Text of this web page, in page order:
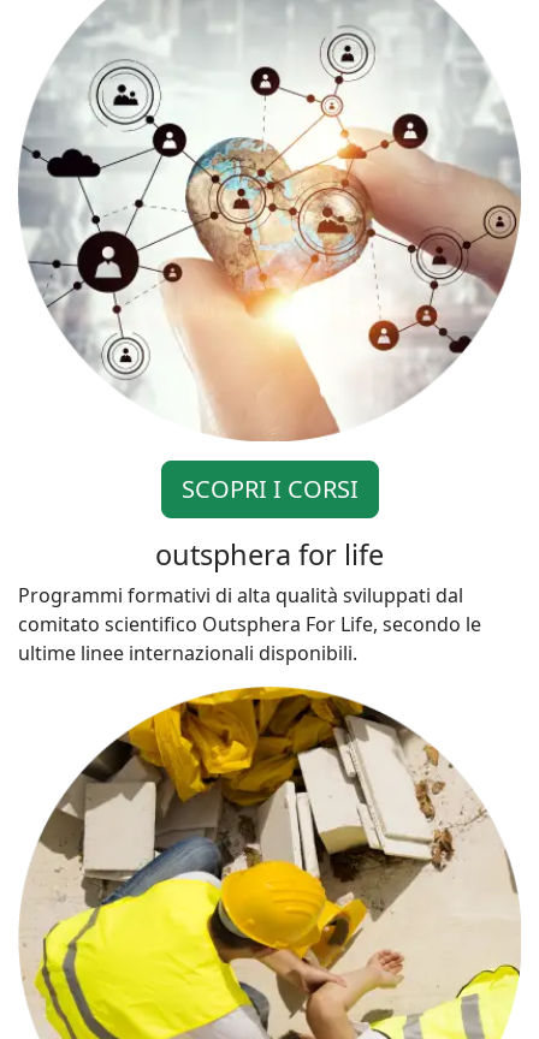
SCOPRI I CORSI
outsphera for life
Programmi formativi di alta qualità sviluppati dal
comitato scientifico Outsphera For Life, secondo le
ultime linee internazionali disponibili.